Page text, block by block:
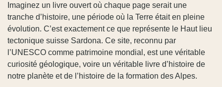
Imaginez un livre ouvert où chaque page serait une
tranche d’histoire, une période où la Terre était en pleine
évolution. C’est exactement ce que représente le Haut lieu
tectonique suisse Sardona. Ce site, reconnu par
l’UNESCO comme patrimoine mondial, est une véritable
curiosité géologique, voire un véritable livre d’histoire de
notre planète et de l’histoire de la formation des Alpes.